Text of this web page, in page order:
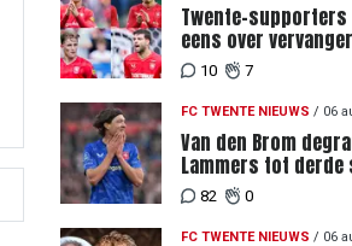
Twente-supporters
eens over vervanger
geblesseerde
DAC 04
10 7
FC TWENTE NIEUWS / 06
Van den Brom
Lammers tot derde
Twente
82 0
FC TWENTE NIEUWS / 06